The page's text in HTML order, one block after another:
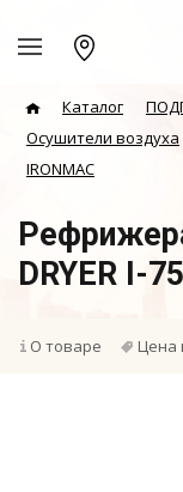
Каталог
Осушители воздуха
IRONMAC
DRYER I-75
О товаре Цена